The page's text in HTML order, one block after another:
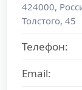
424000,
Толстого, 45
Телефон:
Email: